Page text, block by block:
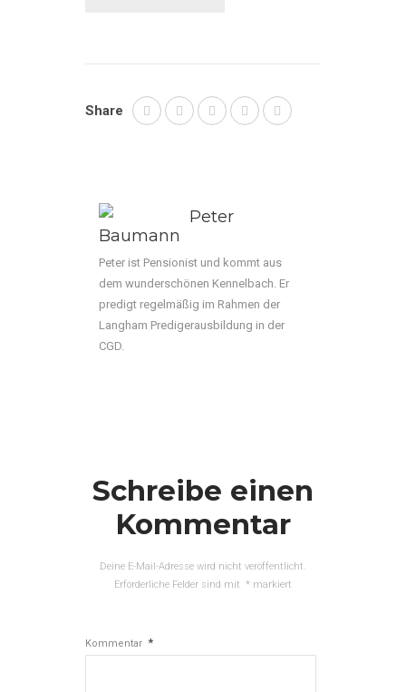
Share
Peter
Baumann
Peter ist Pensionist und kommt aus
dem wunderschönen Kennelbach. Er
predigt regelmäßig im Rahmen der
Langham Predigerausbildung in der
CGD.
Schreibe einen
Kommentar
Deine E-Mail-Adresse wird nicht veröffentlicht.
Erforderliche Felder sind mit * markiert
Kommentar *